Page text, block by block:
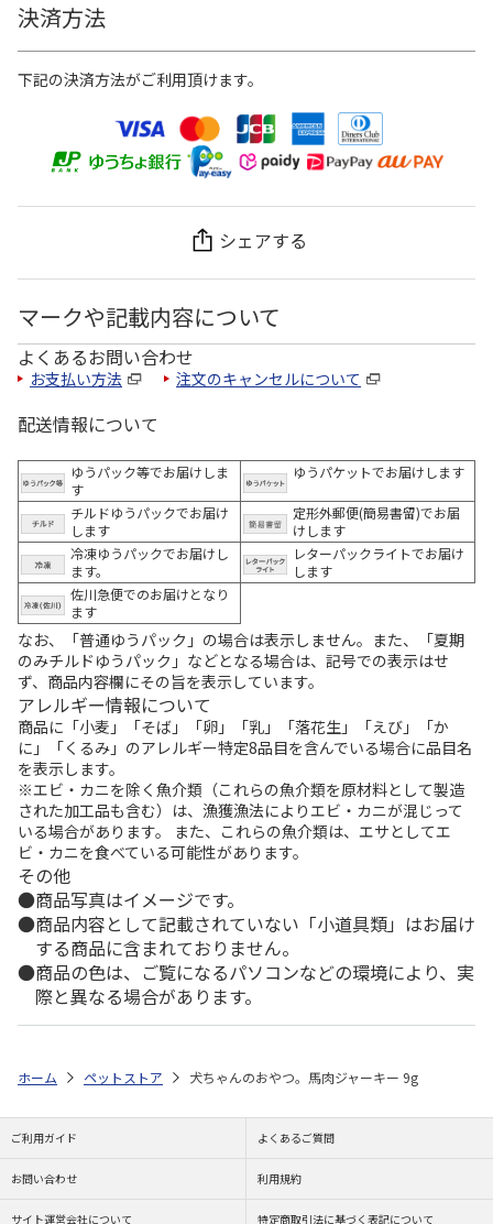
決済方法
下記の決済方法がご利用頂けます。
シェアする
マークや記載内容について
よくあるお問い合わせ
お支払い方法 注文のキャンセルについて
配送情報について
ゆうパック等でお届けしま
す
ゆうパケットでお届けします
チルドゆうパックでお届け
します
定形外郵便(簡易書留)でお届
けします
冷凍ゆうパックでお届けし
ます。
レターパックライトでお届け
します
佐川急便でのお届けとなり
ます
なお、「普通ゆうパック」の場合は表示しません。また、「夏期
のみチルドゆうパック」などとなる場合は、記号での表示はせ
ず、商品内容欄にその旨を表示しています。
アレルギー情報について
商品に「小麦」「そば」「卵」「乳」「落花生」「えび」「か
に」「くるみ」のアレルギー特定8品目を含んでいる場合に品目名
を表示します。
※エビ・カニを除く魚介類（これらの魚介類を原材料として製造
された加工品も含む）は、漁獲漁法によりエビ・カニが混じって
いる場合があります。 また、これらの魚介類は、エサとしてエ
ビ・カニを食べている可能性があります。
その他
商品写真はイメージです。
商品内容として記載されていない「小道具類」はお届け
する商品に含まれておりません。
商品の色は、ご覧になるパソコンなどの環境により、実
際と異なる場合があります。
ホーム ペットストア 犬ちゃんのおやつ。馬肉ジャーキー 9g
ご利用ガイド よくあるご質問
お問い合わせ 利用規約
サイト運営会社について 特定商取引法に基づく表記について